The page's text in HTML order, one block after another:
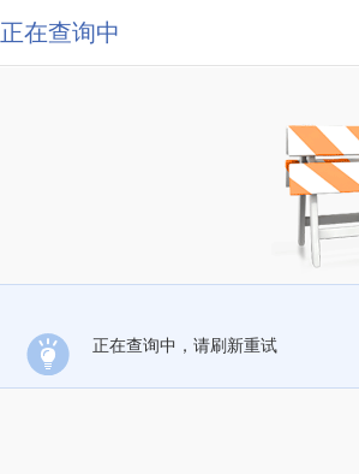
正在查询中
正在查询中，请刷新重试